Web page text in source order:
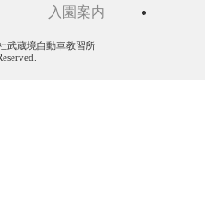
入園案内
武蔵境自動車教習所